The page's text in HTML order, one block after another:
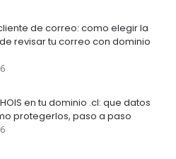
de correo: como elegir la
revisar tu correo con dominio
en tu dominio .cl: que datos
protegerlos, paso a paso